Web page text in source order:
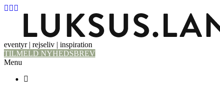
eventyr | rejseliv | inspiration
TILMELD NYHEDSBREV
Menu